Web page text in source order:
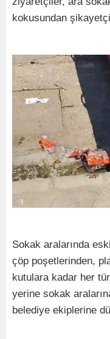
kokusundan
Sokak aralarında
çöp poşetlerinden,
kutulara kadar her
yerine sokak
belediye ekiplerine